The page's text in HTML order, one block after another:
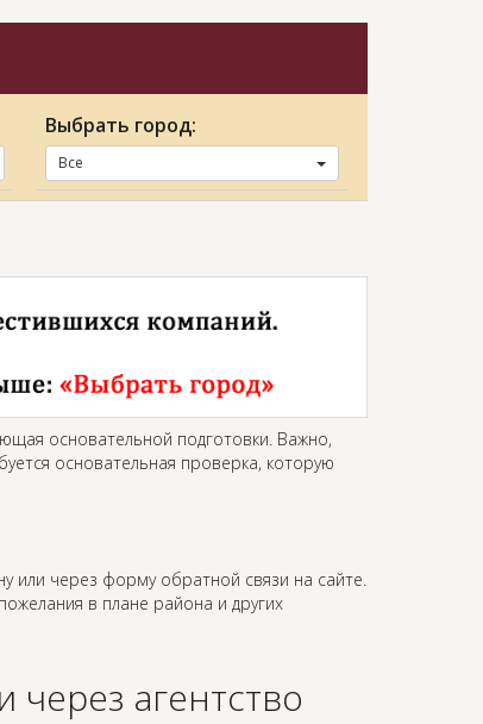
Выбрать город:
Все
основательной подготовки. Важно,
основательная проверка, которую
или через форму обратной связи на сайте.
в плане района и других
через агентство